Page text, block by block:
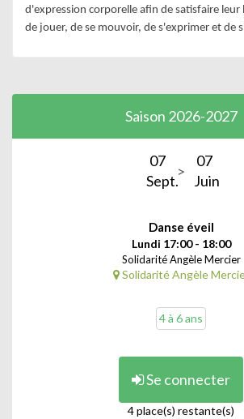
d'expression corporelle afin de satisfaire leur
de jouer, de se mouvoir, de s'exprimer et de
Saison 2026-2027
07
Sept.
07
Juin
Danse éveil
Lundi 17:00 - 18:00
Solidarité Angèle Mercier
Solidarité Angèle
4 à 6 ans
Se connecter
4 place(s) restante(s)